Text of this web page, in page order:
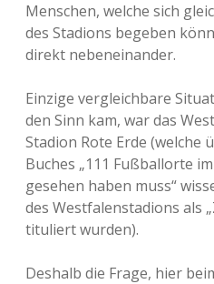
Menschen, welche sich
des Stadions begeben
direkt nebeneinander.
Einzige vergleichbare
den Sinn kam, war das
Stadion Rote Erde (welche
Buches „111 Fußballorte
gesehen haben muss“
des Westfalenstadions als
tituliert wurden).
Deshalb die Frage, hier